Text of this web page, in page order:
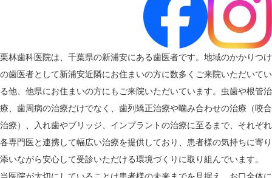
栗林歯科医院は、千葉県の新浦安にある歯医者です。地域のかかりつけ
の歯医者として新浦安近隣にお住まいの方に数多くご来院いただいてい
る他、他県にお住まいの方にもご来院いただいています。虫歯や根管治
療、歯周病の治療だけでなく、歯列矯正治療や噛み合わせの治療（咬合
治療）、入れ歯やブリッジ、インプラントの治療に至るまで、それぞれ
各専門医と連携して幅広い治療を提供しており、患者様の気持ちに寄り
添いながら安心して受診いただける環境づくりに取り組んでいます。